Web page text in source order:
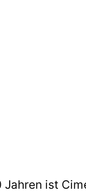
Jahren ist